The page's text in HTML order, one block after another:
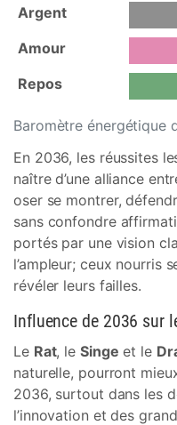
Baromètre énergétique
Argent
Amour
Repos
En 2036, les réussites
naître d’une alliance
oser se montrer,
sans confondre
portés par une vision
l’ampleur; ceux nourris
révéler leurs failles.
Influence de 2036 sur
Le Rat, le Singe et le
naturelle, pourront
2036, surtout dans les
l’innovation et des